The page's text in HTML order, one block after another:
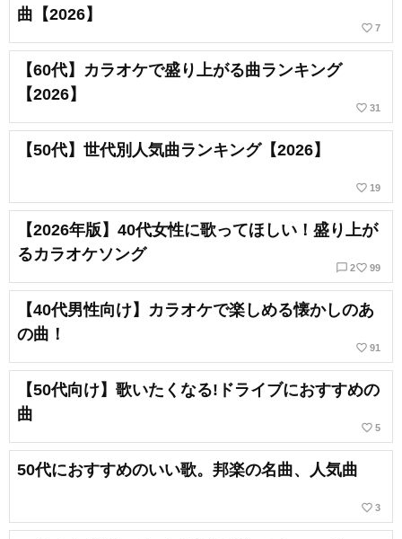
曲【2026】
favorite_border 7
【60代】カラオケで盛り上がる曲ランキング
【2026】
favorite_border 31
【50代】世代別人気曲ランキング【2026】
favorite_border 19
【2026年版】40代女性に歌ってほしい！盛り上が
るカラオケソング
chat_bubble_outline 2favorite_border 99
【40代男性向け】カラオケで楽しめる懐かしのあ
の曲！
favorite_border 91
【50代向け】歌いたくなる!ドライブにおすすめの
曲
favorite_border 5
50代におすすめのいい歌。邦楽の名曲、人気曲
favorite_border 3